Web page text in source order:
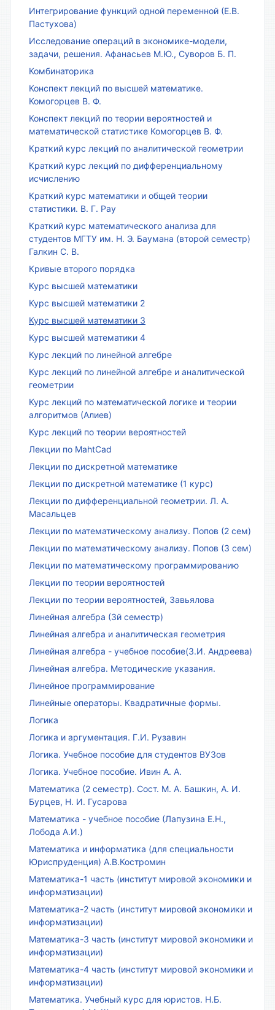
Интегрирование функций одной переменной (Е.В.
Пастухова)
Исследование операций в экономике-модели,
задачи, решения. Афанасьев М.Ю., Суворов Б. П.
Комбинаторика
Конспект лекций по высшей математике.
Комогорцев В. Ф.
Конспект лекций по теории вероятностей и
математической статистике Комогорцев В. Ф.
Краткий курс лекций по аналитической геометрии
Краткий курс лекций по дифференциальному
исчислению
Краткий курс математики и общей теории
статистики. В. Г. Рау
Краткий курс математического анализа для
студентов МГТУ им. Н. Э. Баумана (второй семестр)
Галкин С. В.
Кривые второго порядка
Курс высшей математики
Курс высшей математики 2
Курс высшей математики 3
Курс высшей математики 4
Курс лекций по линейной алгебре
Курс лекций по линейной алгебре и аналитической
геометрии
Курс лекций по математической логике и теории
алгоритмов (Алиев)
Курс лекций по теории вероятностей
Лекции по MahtCad
Лекции по дискретной математике
Лекции по дискретной математике (1 курс)
Лекции по дифференциальной геометрии. Л. А.
Масальцев
Лекции по математическому анализу. Попов (2 сем)
Лекции по математическому анализу. Попов (3 сем)
Лекции по математическому программированию
Лекции по теории вероятностей
Лекции по теории вероятностей, Завьялова
Линейная алгебра (3й семестр)
Линейная алгебра и аналитическая геометрия
Линейная алгебра - учебное пособие(З.И. Андреева)
Линейная алгебра. Методические указания.
Линейное программирование
Линейные операторы. Квадратичные формы.
Логика
Логика и аргументация. Г.И. Рузавин
Логика. Учебное пособие для студентов ВУЗов
Логика. Учебное пособие. Ивин А. А.
Математика (2 семестр). Сост. М. А. Башкин, А. И.
Бурцев, Н. И. Гусарова
Математика - учебное пособие (Лапузина Е.Н.,
Лобода А.И.)
Математика и информатика (для специальности
Юриспруденция) А.В.Костромин
Математика-1 часть (институт мировой экономики и
информатизации)
Математика-2 часть (институт мировой экономики и
информатизации)
Математика-3 часть (институт мировой экономики и
информатизации)
Математика-4 часть (институт мировой экономики и
информатизации)
Математика. Учебный курс для юристов. Н.Б.